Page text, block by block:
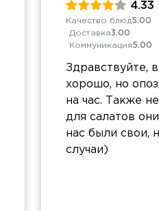
4.33
Качество блюд5.00
Доставка3.00
Коммуникация5.00
Здравствуйте,
хорошо, но
на час. Также
для салатов
нас были свои,
случаи)